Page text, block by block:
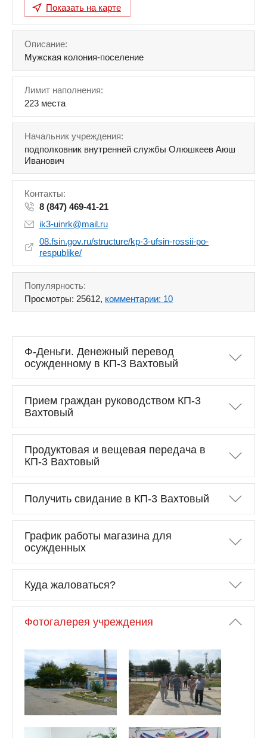
Показать на карте
Описание:
Мужская колония-поселение
Лимит наполнения:
223 места
Начальник учреждения:
подполковник внутренней службы Олюшкеев Аюш
Иванович
Контакты:
8 (847) 469-41-21
ik3-uinrk@mail.ru
08.fsin.gov.ru/structure/kp-3-ufsin-rossii-po-
respublike/
Популярность:
Просмотры: 25612, комментарии: 10
Ф-Деньги. Денежный перевод
осужденному в КП-3 Вахтовый
Прием граждан руководством КП-3
Вахтовый
Продуктовая и вещевая передача в
КП-3 Вахтовый
Получить свидание в КП-3 Вахтовый
График работы магазина для
осужденных
Куда жаловаться?
Фотогалерея учреждения